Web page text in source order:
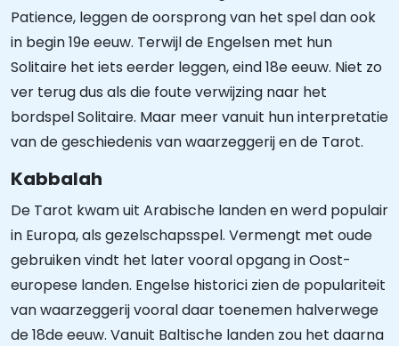
Patience, leggen de oorsprong van het spel dan ook
in begin 19e eeuw. Terwijl de Engelsen met hun
Solitaire het iets eerder leggen, eind 18e eeuw. Niet zo
ver terug dus als die foute verwijzing naar het
bordspel Solitaire. Maar meer vanuit hun interpretatie
van de geschiedenis van waarzeggerij en de Tarot.
Kabbalah
De Tarot kwam uit Arabische landen en werd populair
in Europa, als gezelschapsspel. Vermengt met oude
gebruiken vindt het later vooral opgang in Oost-
europese landen. Engelse historici zien de populariteit
van waarzeggerij vooral daar toenemen halverwege
de 18de eeuw. Vanuit Baltische landen zou het daarna